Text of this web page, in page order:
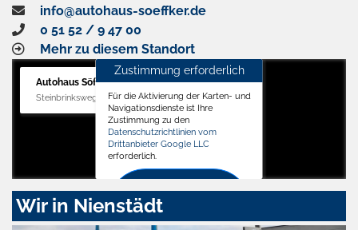
info@autohaus-soeffker.de
0 51 52 / 9 47 00
Mehr zu diesem Standort
Autohaus Söffker GmbH
Steinbrinksweg 12, 31840 Hessisch Oldendorf
Zustimmung erforderlich
Für die Aktivierung der Karten- und
Navigationsdienste ist Ihre
Zustimmung zu den
Datenschutzrichtlinien vom
Drittanbieter Google LLC
erforderlich.
Zustimmen
aktivieren
Wir in Nienstädt